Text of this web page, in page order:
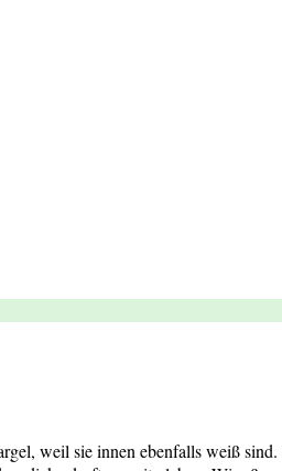
weil sie innen ebenfalls weiß